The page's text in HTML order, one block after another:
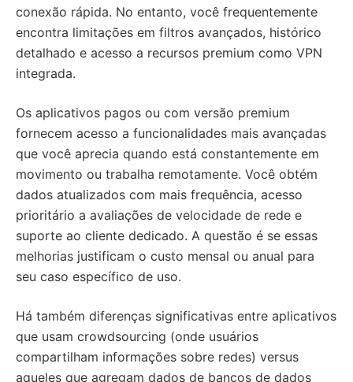
conexão rápida. No entanto, você frequentemente
encontra limitações em filtros avançados, histórico
detalhado e acesso a recursos premium como VPN
integrada.
Os aplicativos pagos ou com versão premium
fornecem acesso a funcionalidades mais avançadas
que você aprecia quando está constantemente em
movimento ou trabalha remotamente. Você obtém
dados atualizados com mais frequência, acesso
prioritário a avaliações de velocidade de rede e
suporte ao cliente dedicado. A questão é se essas
melhorias justificam o custo mensal ou anual para
seu caso específico de uso.
Há também diferenças significativas entre aplicativos
que usam crowdsourcing (onde usuários
compartilham informações sobre redes) versus
aqueles que agregam dados de bancos de dados